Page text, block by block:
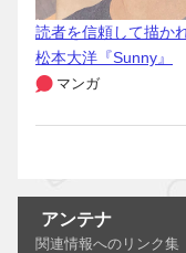
読者を信頼して描か
松本大洋『Sunny』
マンガ
アンテナ
関連情報へのリンク集